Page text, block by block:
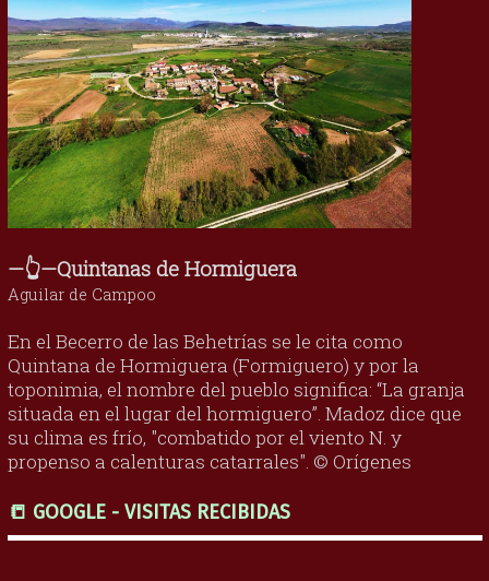
—👆—Quintanas de Hormiguera
Aguilar de Campoo
En el Becerro de las Behetrías se le cita como
Quintana de Hormiguera (Formiguero) y por la
toponimia, el nombre del pueblo significa: “La granja
situada en el lugar del hormiguero”. Madoz dice que
su clima es frío, "combatido por el viento N. y
propenso a calenturas catarrales". © Orígenes
📒 GOOGLE - VISITAS RECIBIDAS